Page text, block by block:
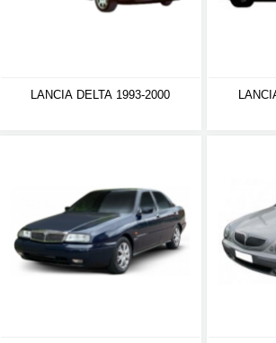
LANCIA DELTA 1993-2000